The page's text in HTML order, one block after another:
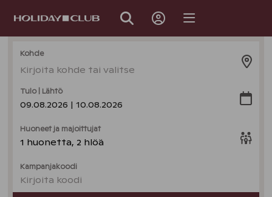
Kohde
Kirjoita kohde tai valitse
Huoneet ja majoittujat
1 huonetta, 2 hlöä
Tulo | Lähtö
09.08.2026 | 10.08.2026
Kampanjakoodi
Kirjoita koodi